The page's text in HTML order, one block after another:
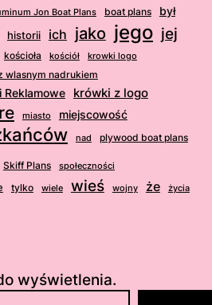
Jon Boat Plans boat plans był
historii ich jako jego jej
kościoła kościół krowki logo
wlasnym nadrukiem
Reklamowe krówki z logo
miasto miejscowość
nad plywood boat plans
Skiff Plans społeczności
tylko wiele wieś wojny że życia
wyświetlenia.